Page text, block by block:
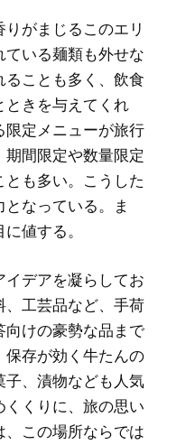
がまじるこのエリ
いる麺類も外せな
ことも多く、飲食
ときを与えてくれ
限定メニューが旅行
間限定や数量限定
も多い。こうした
なっている。ま
値する。
デアを凝らしてお
、工芸品など、手荷
向けの豪勢な品まで
保存が効く牛たんの
子、漬物なども人気
くりに、旅の思い
この場所ならでは